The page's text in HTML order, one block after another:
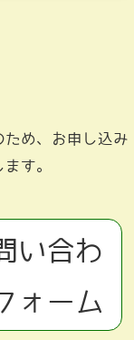
ため、お申し込み
す。
い合わ
ォーム